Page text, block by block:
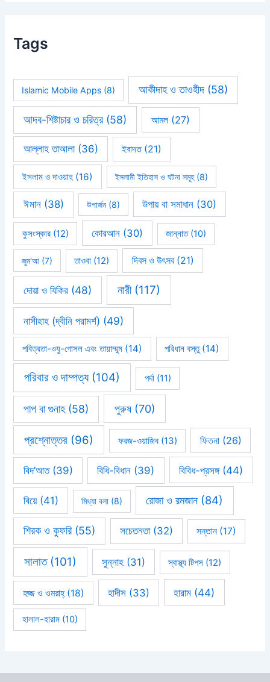
Tags
Islamic Mobile Apps (8) আকীদাহ ও তাওহীদ(58)
আদব-শিষ্টাচার ও চরিত্র(58) আমল(27)
আল্লাহ তাআলা(36) ইবাদত(21)
ইসলাম ও দাওয়াহ (16) ইসলামী ইতিহাস ও ঘটনা সমূহ(8)
ঈমান(38) উপার্জন(8) উপায় বা সমাধান (30)
কুসংস্কার(12) কোরআন (30) জান্নাত(10)
জুম'আ (7) তাওবা (12) দিবস ও উৎসব(21)
দোয়া ও যিকির (48) নারী(117)
নাসীহাহ (দ্বীনি পরামর্শ) (49)
পবিত্রতা-ওযু-গোসল এবং তায়াম্মুম (14) পরিধান বস্তু(14)
পরিবার ও দাম্পত্য(104) পর্দা(11)
পাপ বা গুনাহ(58) পুরুষ(70)
প্রশ্নোত্তর (96) ফরজ-ওয়াজিব(13) ফিতনা(26)
বিদ’আত(39) বিধি-বিধান (39) বিবিধ-প্রসঙ্গ(44)
বিয়ে(41) মিথ্যা বলা(8) রোজা ও রমজান (84)
শিরক ও কুফরি(55) সচেতনতা(32) সন্তান(17)
সালাত(101) সুন্নাহ (31) স্বাস্থ্য টিপস (12)
হজ্জ ও ওমরাহ্‌(18) হাদীস(33) হারাম (44)
হালাল-হারাম(10)